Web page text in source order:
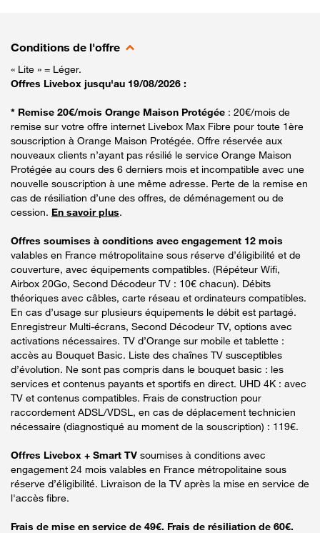
Conditions de l'offre
« Lite » = Léger.
Offres Livebox jusqu'au 19/08/2026 :
* Remise 20€/mois Orange Maison Protégée : 20€/mois de
remise sur votre offre internet Livebox Max Fibre pour toute 1ère
souscription à Orange Maison Protégée. Offre réservée aux
nouveaux clients n’ayant pas résilié le service Orange Maison
Protégée au cours des 6 derniers mois et incompatible avec une
nouvelle souscription à une même adresse. Perte de la remise en
cas de résiliation d’une des offres, de déménagement ou de
cession. En savoir plus.
Offres soumises à conditions avec engagement 12 mois
valables en France métropolitaine sous réserve d’éligibilité et de
couverture, avec équipements compatibles. (Répéteur Wifi,
Airbox 20Go, Second Décodeur TV : 10€ chacun). Débits
théoriques avec câbles, carte réseau et ordinateurs compatibles.
En cas d’usage sur plusieurs équipements le débit est partagé.
Enregistreur Multi-écrans, Second Décodeur TV, options avec
activations nécessaires. TV d’Orange sur mobile et tablette :
accès au Bouquet Basic. Liste des chaînes TV susceptibles
d’évolution. Ne sont pas compris dans le bouquet basic : les
services et contenus payants et sportifs en direct. UHD 4K : avec
TV et contenus compatibles. Frais de construction pour
raccordement ADSL/VDSL, en cas de déplacement technicien
nécessaire (diagnostiqué au moment de la souscription) : 119€.
Offres Livebox + Smart TV soumises à conditions avec
engagement 24 mois valables en France métropolitaine sous
réserve d’éligibilité. Livraison de la TV après la mise en service de
l'accès fibre.
Frais de mise en service de 49€. Frais de résiliation de 60€.